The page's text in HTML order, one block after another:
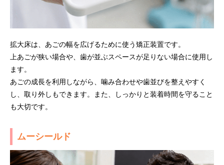
拡大床は、あごの幅を広げるために使う矯正装置です。
上あごが狭い場合や、歯が並ぶスペースが足りない場合に使用し
ます。
あごの成長を利用しながら、噛み合わせや歯並びを整えやすく
し、取り外しもできます。また、しっかりと装着時間を守ること
も大切です。
ムーシールド